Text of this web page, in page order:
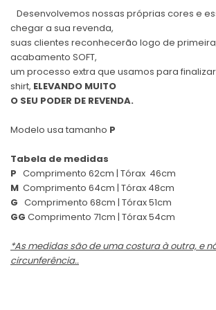
Desenvolvemos nossas próprias cores e
chegar a sua revenda,
suas clientes reconhecerão logo de
acabamento SOFT,
um processo extra que usamos para
shirt, ELEVANDO MUITO
O SEU PODER DE REVENDA.
Modelo usa tamanho P
Tabela de medidas
P Comprimento 62cm | Tórax 46cm
M Comprimento 64cm | Tórax 48cm
G Comprimento 68cm | Tórax 51cm
GG Comprimento 71cm | Tórax 54cm
*As medidas são de uma costura à outra, e
circunferência..